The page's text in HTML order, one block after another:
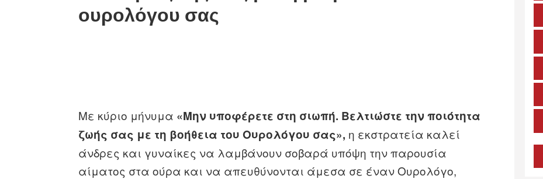
ουρολόγου σας
Με κύριο μήνυμα «Μην υποφέρετε στη σιωπή. Βελτιώστε την ποιότητα
ζωής σας με τη βοήθεια του Ουρολόγου σας», η εκστρατεία καλεί
άνδρες και γυναίκες να λαμβάνουν σοβαρά υπόψη την παρουσία
αίματος στα ούρα και να απευθύνονται άμεσα σε έναν Ουρολόγο,